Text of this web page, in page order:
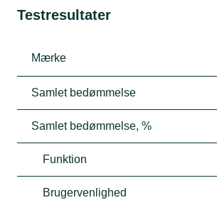
Testresultater
Mærke
Samlet bedømmelse
Samlet bedømmelse, %
Funktion
Brugervenlighed